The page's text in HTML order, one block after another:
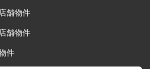
舗物件
舗物件
件